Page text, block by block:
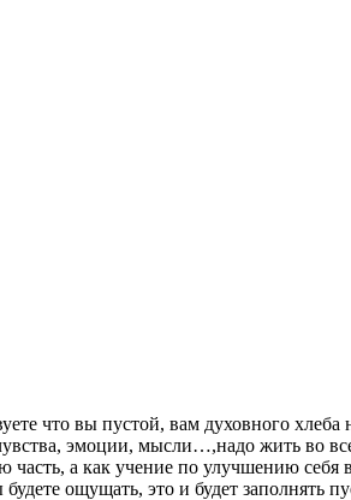
что вы пустой, вам духовного
эмоции, мысли…,надо жить во
а как учение по улучшению
ощущать, это и будет заполнять